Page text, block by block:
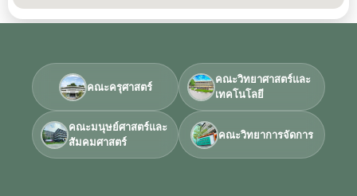
คณะครุศาสตร์
คณะวิทยาศาสตร์และ
เทคโนโลยี
คณะมนุษย์ศาสตร์และ
สัมคมศาสตร์
คณะวิทยาการจัดการ